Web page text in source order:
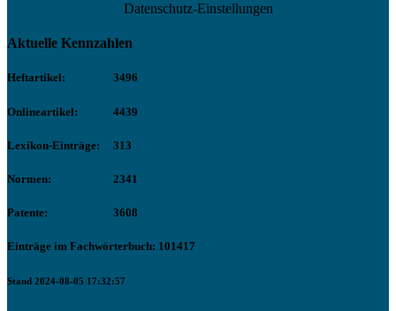
Datenschutz-Einstellungen
Aktuelle Kennzahlen
Heftartikel: 3496
Onlineartikel: 4439
Lexikon-Einträge: 313
Normen: 2341
Patente: 3608
Einträge im Fachwörterbuch: 101417
Stand 2024-08-05 17:32:57